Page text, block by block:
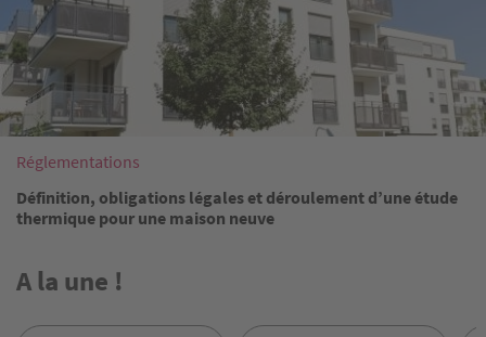
Réglementations
Définition, obligations légales et déroulement d’une étude
thermique pour une maison neuve
A la une !